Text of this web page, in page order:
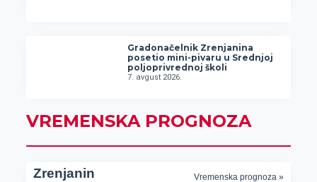
Gradonačelnik Zrenjanina
posetio mini-pivaru u Srednjoj
poljoprivrednoj školi
7. avgust 2026.
VREMENSKA PROGNOZA